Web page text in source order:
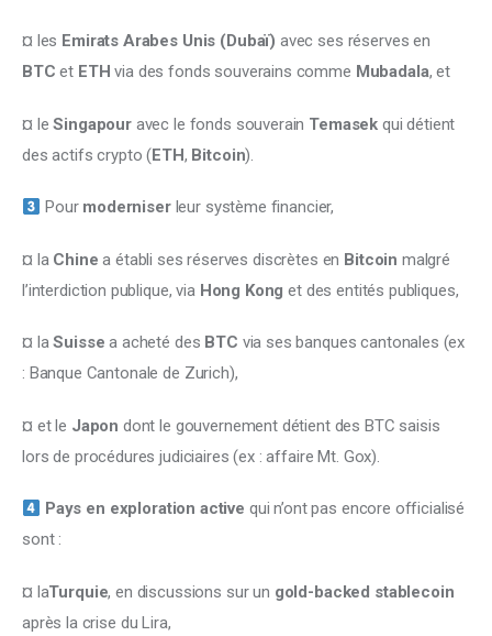
¤ les Emirats Arabes Unis (Dubaï) avec ses réserves en
BTC et ETH via des fonds souverains comme Mubadala, et
¤ le Singapour avec le fonds souverain Temasek qui détient
des actifs crypto (ETH, Bitcoin).
Pour moderniser leur système financier,
¤ la Chine a établi ses réserves discrètes en Bitcoin malgré
l’interdiction publique, via Hong Kong et des entités publiques,
¤ la Suisse a acheté des BTC via ses banques cantonales (ex
: Banque Cantonale de Zurich),
¤ et le Japon dont le gouvernement détient des BTC saisis
lors de procédures judiciaires (ex : affaire Mt. Gox).
Pays en exploration active qui n’ont pas encore officialisé
sont :
¤ laTurquie, en discussions sur un gold-backed stablecoin
après la crise du Lira,